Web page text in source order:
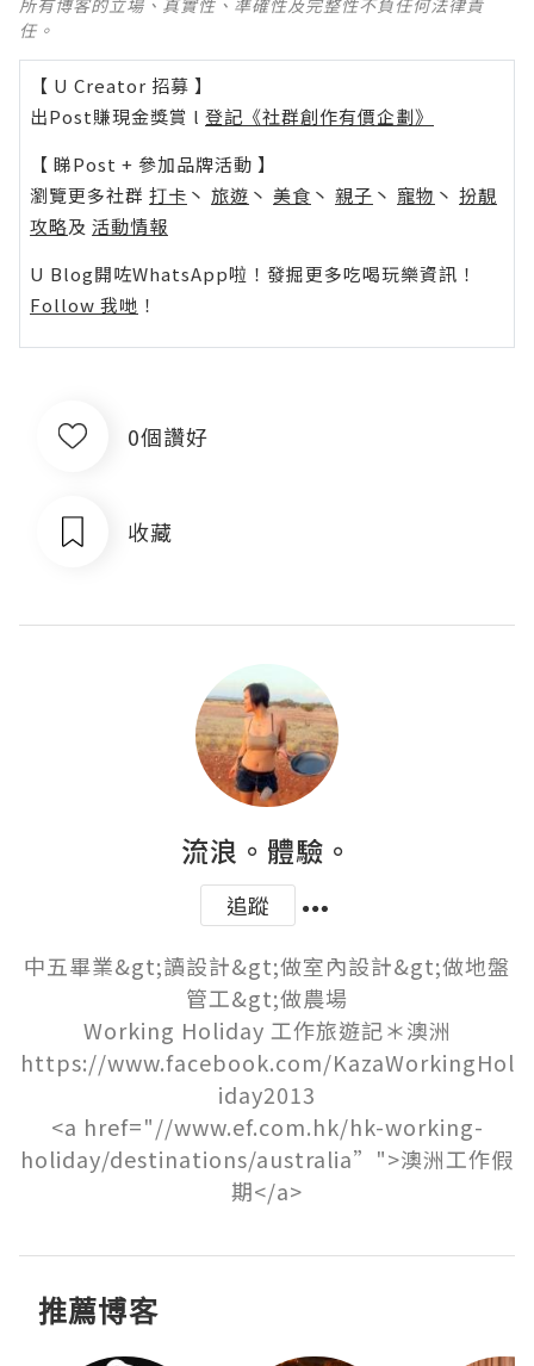
所有博客的立場、真實性、準確性及完整性不負任何法律責
任。
【 U Creator 招募 】
出Post賺現金獎賞 l 登記《社群創作有價企劃》
【 睇Post + 參加品牌活動 】
瀏覽更多社群 打卡 丶 旅遊 丶 美食 丶 親子 丶 寵物 丶 扮靚
攻略及 活動情報
U Blog開咗WhatsApp啦！發掘更多吃喝玩樂資訊！
Follow 我哋 ！
0個讚好
收藏
流浪。體驗。
追蹤
中五畢業&gt;讀設計&gt;做室內設計&gt;做地盤
管工&gt;做農場
Working Holiday 工作旅遊記＊澳洲
https://www.facebook.com/KazaWorkingHol
iday2013
<a href="//www.ef.com.hk/hk-working-
holiday/destinations/australia”">澳洲工作假
期</a>
推薦博客